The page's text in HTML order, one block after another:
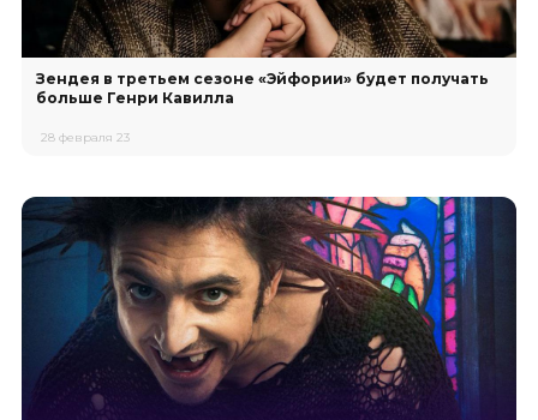
Зендея в третьем сезоне «Эйфории» будет получать
больше Генри Кавилла
28 февраля 23